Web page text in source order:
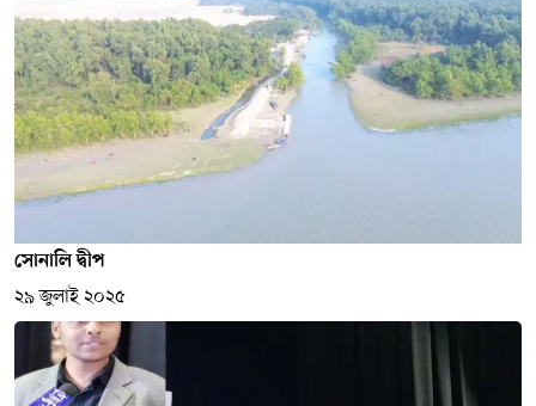
সোনালি দ্বীপ
২৯ জুলাই ২০২৫